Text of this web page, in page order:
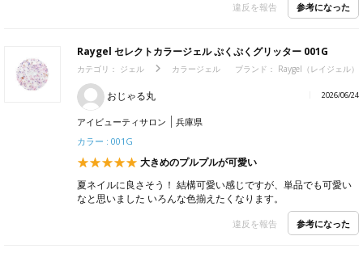
違反を報告 参考になった
Raygel セレクトカラージェル ぷくぷくグリッター 001G
カテゴリ： ジェル カラージェル ブランド： Raygel（レイジェル）
おじゃる丸 2026/06/24
アイビューティサロン
兵庫県
カラー : 001G
大きめのプルプルが可愛い
夏ネイルに良さそう！ 結構可愛い感じですが、単品でも可愛い
なと思いました いろんな色揃えたくなります。
違反を報告 参考になった